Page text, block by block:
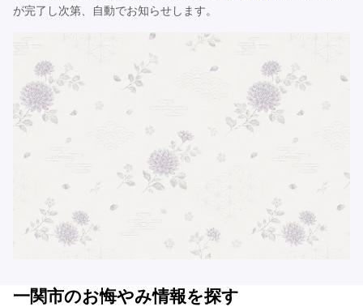
が完了し次第、自動でお知らせします。
一関市のお悔やみ情報を探す